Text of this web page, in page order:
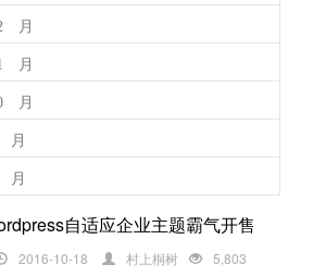
月
月
月
月
月
自适应企业主题霸气开售
2016-10-18 村上桐树 5,803